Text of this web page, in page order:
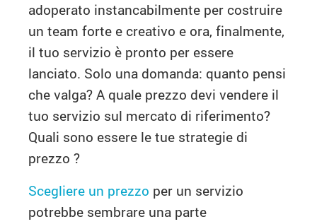
adoperato instancabilmente per costruire
un team forte e creativo e ora, finalmente,
il tuo servizio è pronto per essere
lanciato. Solo una domanda: quanto pensi
che valga? A quale prezzo devi vendere il
tuo servizio sul mercato di riferimento?
Quali sono essere le tue strategie di
prezzo ?
Scegliere un prezzo per un servizio
potrebbe sembrare una parte